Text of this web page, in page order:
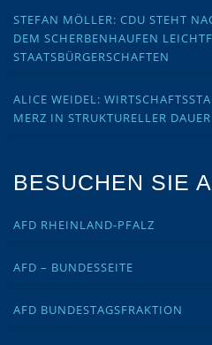
STEFAN MÖLLER: CDU STEHT
DEM SCHERBENHAUFEN
STAATSBÜRGERSCHAFTEN
ALICE WEIDEL:
MERZ IN STRUKTURELLER
BESUCHEN SIE
AFD RHEINLAND-PFALZ
AFD – BUNDESSEITE
AFD BUNDESTAGSFRAKTION